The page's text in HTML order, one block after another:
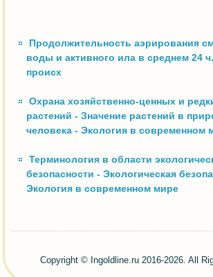
Продолжительность аэрирования
воды и активного ила в среднем 24
происх
Охрана хозяйственно-ценных и
растений - Значение растений в
человека - Экология в современном
Терминология в области
безопасности - Экологическая
Экология в современном мире
Copyright © Ingoldline.ru 2016-2026. All